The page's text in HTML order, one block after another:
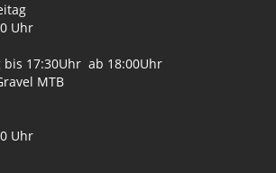
Uhr
bis 17:30Uhr ab 18:00Uhr
MTB
Uhr